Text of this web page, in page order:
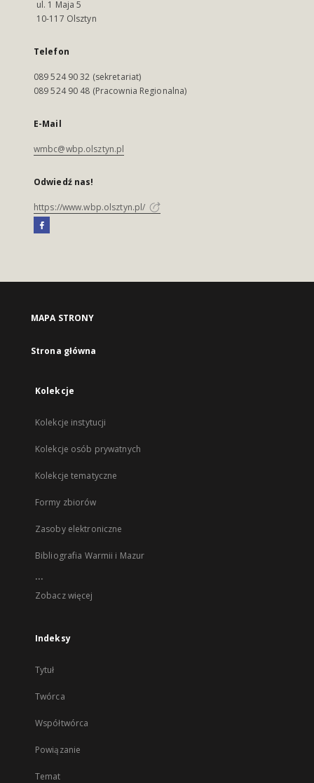
ul. 1 Maja 5
10-117 Olsztyn
Telefon
089 524 90 32 (sekretariat)
089 524 90 48 (Pracownia Regionalna)
E-Mail
wmbc@wbp.olsztyn.pl
Odwiedź nas!
https://www.wbp.olsztyn.pl/
MAPA STRONY
Strona główna
Kolekcje
Kolekcje instytucji
Kolekcje osób prywatnych
Kolekcje tematyczne
Formy zbiorów
Zasoby elektroniczne
Bibliografia Warmii i Mazur
...
Zobacz więcej
Indeksy
Tytuł
Twórca
Współtwórca
Powiązanie
Temat